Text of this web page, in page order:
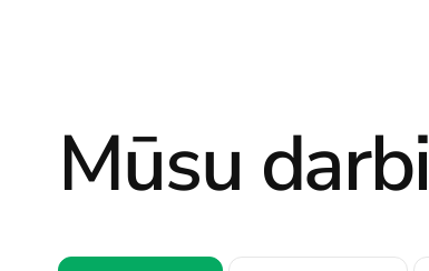
Mūsu darbi